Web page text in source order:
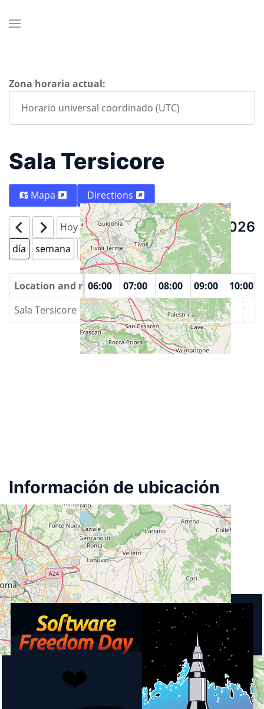
Zona horaria actual:
Sala Tersicore
Mapa Directions
Hoy Agosto 7 2026
día semana mes Año
Location and rooms
04:00 05:00 06:00 07:00 08:00 09:00
10:00
Sala Tersicore
Información de ubicación
Ciudad Velletri
País Italia
Eventos próximos